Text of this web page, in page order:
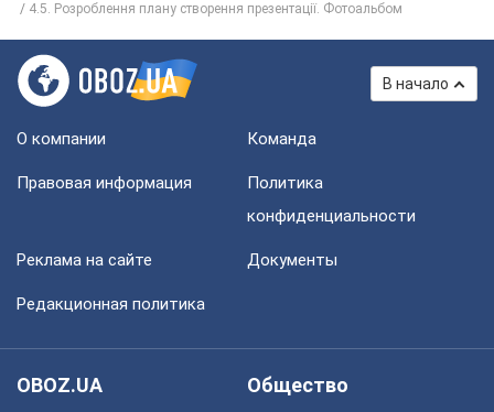
4.5. Розроблення плану створення презентації. Фотоальбом
В начало
О компании Команда
Правовая информация
Политика
конфиденциальности
Реклама на сайте Документы
Редакционная политика
OBOZ.UA
Общество